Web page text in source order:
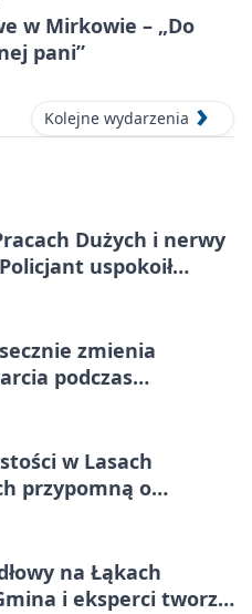
w Mirkowie – „Do
pani”
Kolejne wydarzenia
Dużych i nerwy
uspokoił
zmienia
podczas
w Lasach
przypomną o
na Łąkach
i eksperci tworzą